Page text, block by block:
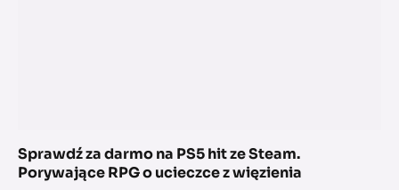
Sprawdź za darmo na PS5 hit ze Steam.
Porywające RPG o ucieczce z więzienia